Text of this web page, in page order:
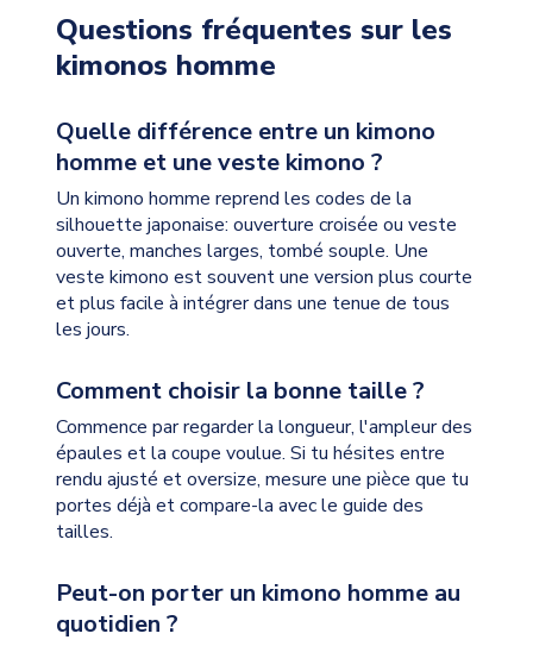
Questions fréquentes sur les
kimonos homme
Quelle différence entre un kimono
homme et une veste kimono ?
Un kimono homme reprend les codes de la
silhouette japonaise: ouverture croisée ou veste
ouverte, manches larges, tombé souple. Une
veste kimono est souvent une version plus courte
et plus facile à intégrer dans une tenue de tous
les jours.
Comment choisir la bonne taille ?
Commence par regarder la longueur, l'ampleur des
épaules et la coupe voulue. Si tu hésites entre
rendu ajusté et oversize, mesure une pièce que tu
portes déjà et compare-la avec le guide des
tailles.
Peut-on porter un kimono homme au
quotidien ?